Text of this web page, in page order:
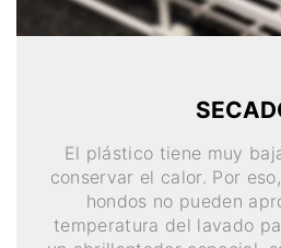
El plástico tiene muy
conservar el calor. Por
hondos no pueden
temperatura del lavado